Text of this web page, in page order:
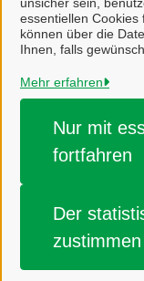
essentiellen Cookies
können über die
Ihnen, falls
Mehr erfahren
Nur mit
fortfahren
Der
zustimmen
Stadt
Alle Rechte
Impressum
Barrierefreiheit